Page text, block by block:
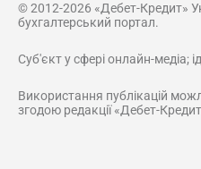
© 2012-2026 «Дебет-Кредит»
бухгалтерський портал.
Суб'єкт у сфері онлайн-медіа;
Використання публікацій
згодою редакції «Дебет-